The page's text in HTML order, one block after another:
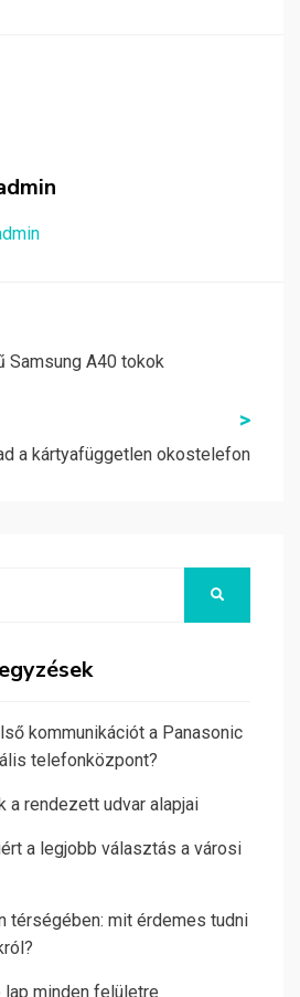
A40 tokok
>
a kártyafüggetlen okostelefon
kommunikációt a Panasonic
telefonközpont?
a rendezett udvar alapjai
a legjobb választás a városi
térségében: mit érdemes tudni
minden felületre